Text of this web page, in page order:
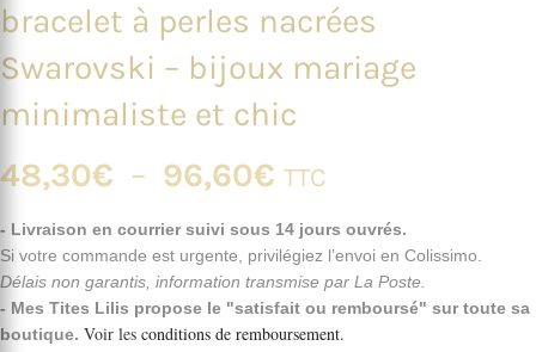
bracelet à perles nacrées
Swarovski – bijoux mariage
minimaliste et chic
48,30€ – 96,60€ Plage
de
prix :
48,30€
TTC
- Livraison en courrier suivi sous 14 jours ouvrés.
Si votre commande est urgente, privilégiez l’envoi en Colissimo.
Délais non garantis, information transmise par La Poste.
- Mes Tites Lilis propose le "satisfait ou remboursé" sur toute sa
boutique. Voir les conditions de remboursement.